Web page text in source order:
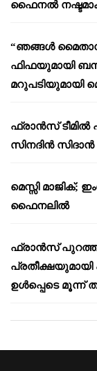
ഫൈനൽ
“ഞങ്ങൾ
ഫിഫയുമായി
മറുപടിയുമായി
ഫ്രാൻസ് ടീമിൽ
സിനദിൻ
മെസ്സി മാജിക്;
ഫൈനലിൽ
ഫ്രാൻസ്
പ്രതീക്ഷയുമായി
ഉൾപ്പെടെ മൂന്ന്